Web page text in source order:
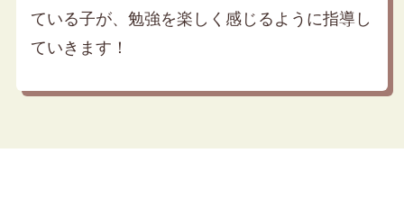
ている子が、勉強を楽しく感じるように指導し
ていきます！